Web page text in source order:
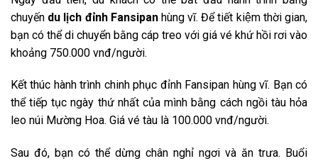
chuyến du lịch đỉnh Fansipanhùng vĩ. Để tiết kiệm thời gian,
bạn có thể di chuyển bằng cáp treo với giá vé khứ hồi rơi vào
khoảng 750.000 vnđ/người.
Kết thúc hành trình chinh phục đỉnh Fansipan hùng vĩ. Bạn có
thể tiếp tục ngày thứ nhất của mình bằng cách ngồi tàu hỏa
leo núi Mường Hoa. Giá vé tàu là 100.000 vnđ/người.
Sau đó, bạn có thể dừng chân nghỉ ngơi và ăn trưa. Buổi